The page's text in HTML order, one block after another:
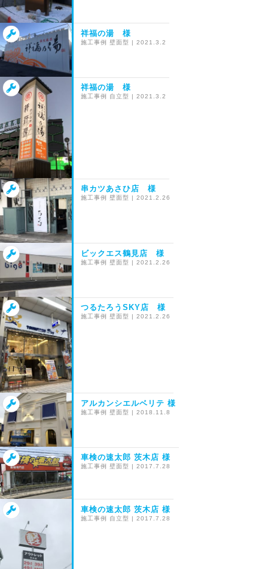
祥福の湯 様
施工事例 壁面型 2021.3.2
祥福の湯 様
施工事例 自立型 2021.3.2
串カツあさひ店 様
施工事例 壁面型 2021.2.26
ビックエス鶴見店 様
施工事例 壁面型 2021.2.26
つるたろうSKY店 様
施工事例 壁面型 2021.2.26
アルカンシエルベリテ 様
施工事例 壁面型 2018.11.8
車検の速太郎 茨木店 様
施工事例 壁面型 2017.7.28
車検の速太郎 茨木店 様
施工事例 自立型 2017.7.28